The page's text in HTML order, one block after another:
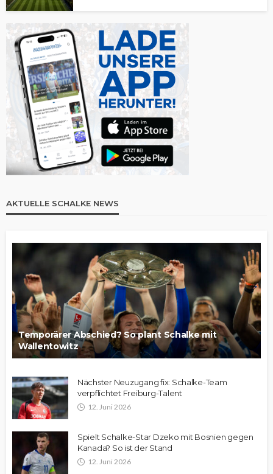
AKTUELLE SCHALKE NEWS
Temporärer Abschied? So plant Schalke mit
Wallentowitz
Nächster Neuzugang fix: Schalke-Team
verpflichtet Freiburg-Talent
12. Juni 2026
Spielt Schalke-Star Dzeko mit Bosnien gegen
Kanada? So ist der Stand
12. Juni 2026